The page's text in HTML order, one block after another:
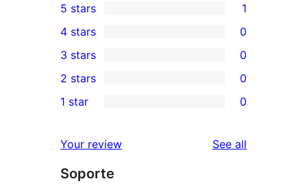
1
5-
star
review
5 stars 1
4-
star
reviews
4 stars 0
0
3-
star
3 stars 0
2-
reviews
2 stars 0
star
reviews
1 star 0
Your review See all
Soporte